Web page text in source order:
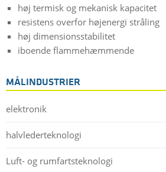
høj termisk og mekanisk kapacitet
resistens overfor højenergi stråling
høj dimensionsstabilitet
iboende flammehæmmende
MÅLINDUSTRIER
elektronik
halvlederteknologi
Luft- og rumfartsteknologi